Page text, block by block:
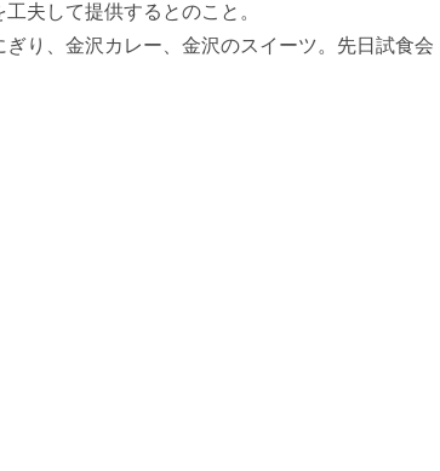
夫して提供するとのこと。
り、金沢カレー、金沢のスイーツ。先日試食会